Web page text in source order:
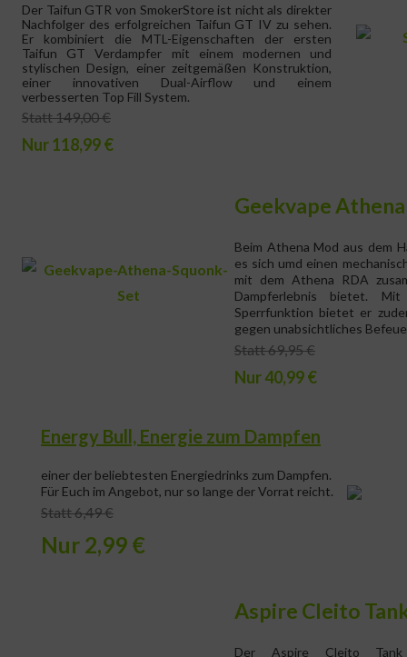
Der Taifun GTR von SmokerStore ist nicht als direkter
Nachfolger des erfolgreichen Taifun GT IV zu sehen.
Er kombiniert die MTL-Eigenschaften der ersten
Taifun GT Verdampfer mit einem modernen und
stylischen Design, einer zeitgemäßen Konstruktion,
einer innovativen Dual-Airflow und einem
verbesserten Top Fill System.
Statt 149,00 €
Nur 118,99 €
Geekvape
Beim Athena Mod aus dem
es sich umd einen
mit dem Athena RDA
Dampferlebnis bietet. Mit
Sperrfunktion bietet er
gegen unabsichtliches
Statt 69,95 €
Nur 40,99 €
Energy Bull, Energie zum Dampfen
einer der beliebtesten Energiedrinks zum Dampfen.
Für Euch im Angebot, nur so lange der Vorrat reicht.
Statt 6,49 €
Nur 2,99 €
Aspire Cleito
Der Aspire Cleito